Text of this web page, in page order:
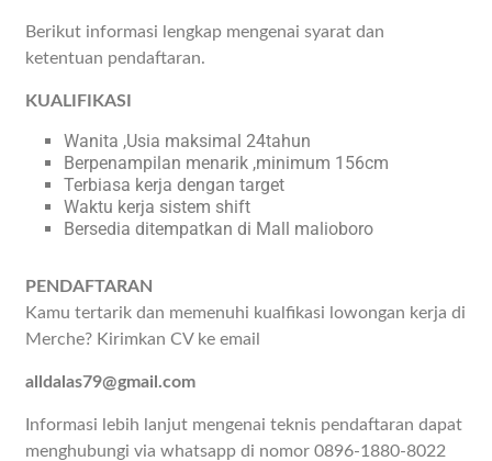
Berikut informasi lengkap mengenai syarat dan
ketentuan pendaftaran.
KUALIFIKASI
Wanita ,Usia maksimal 24tahun
Berpenampilan menarik ,minimum 156cm
Terbiasa kerja dengan target
Waktu kerja sistem shift
Bersedia ditempatkan di Mall malioboro
PENDAFTARAN
Kamu tertarik dan memenuhi kualfikasi lowongan kerja di
Merche? Kirimkan CV ke email
alldalas79@gmail.com
Informasi lebih lanjut mengenai teknis pendaftaran dapat
menghubungi via whatsapp di nomor 0896-1880-8022